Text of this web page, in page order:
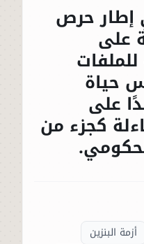
إطار حرص
على
حياة
على
كجزء من
أزمة البنزين